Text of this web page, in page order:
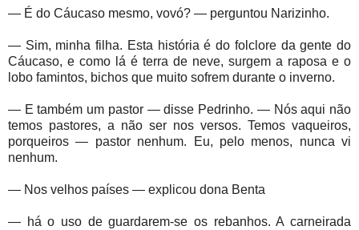
— É do Cáucaso mesmo, vovó? — perguntou Narizinho.
— Sim, minha filha. Esta história é do folclore da gente do
Cáucaso, e como lá é terra de neve, surgem a raposa e o
lobo famintos, bichos que muito sofrem durante o inverno.
— E também um pastor — disse Pedrinho. — Nós aqui não
temos pastores, a não ser nos versos. Temos vaqueiros,
porqueiros — pastor nenhum. Eu, pelo menos, nunca vi
nenhum.
— Nos velhos países — explicou dona Benta
— há o uso de guardarem-se os rebanhos. A carneirada